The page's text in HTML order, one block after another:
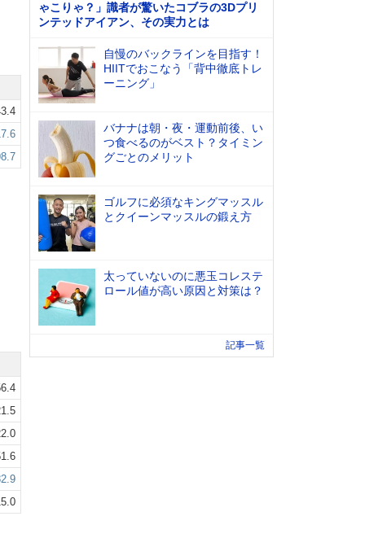
ゃこりゃ？」識者が驚いたコブラの3Dプリ
ンテッドアイアン、その実力とは
自慢のバックラインを目指す！
HIITでおこなう「背中徹底トレ
ーニング」
バナナは朝・夜・運動前後、い
つ食べるのがベスト？タイミン
グごとのメリット
ゴルフに必須なキングマッスル
とクイーンマッスルの鍛え方
太っていないのに悪玉コレステ
ロール値が高い原因と対策は？
記事一覧